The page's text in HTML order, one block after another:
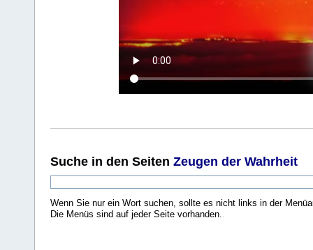
Suche in den Seiten Zeugen der Wahrheit
Wenn Sie nur ein Wort suchen, sollte es nicht links in der
Die Menüs sind auf jeder Seite vorhanden..